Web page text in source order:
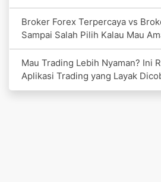
Broker Forex Terpercaya vs
Sampai Salah Pilih Kalau Mau
Mau Trading Lebih Nyaman? Ini
Aplikasi Trading yang Layak